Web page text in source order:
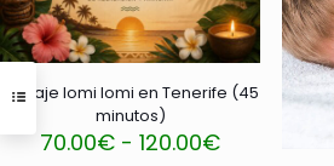
Masaje lomi lomi en Tenerife (45
minutos)
70.00€ - 120.00€Rango